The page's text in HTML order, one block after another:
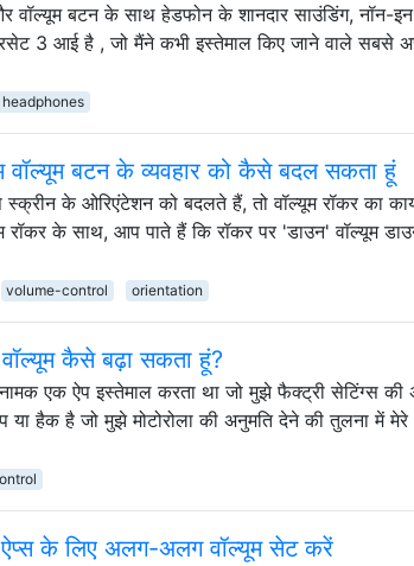
वॉल्यूम बटन के साथ हेडफोन के शानदार साउंडिंग, नॉन-
3 आई है , जो मैंने कभी इस्तेमाल किए जाने वाले सबसे
headphones
वॉल्यूम बटन के व्यवहार को कैसे बदल सकता हूं
के ओरिएंटेशन को बदलते हैं, तो वॉल्यूम रॉकर का
के साथ, आप पाते हैं कि रॉकर पर 'डाउन' वॉल्यूम
volume-control orientation
कैसे बढ़ा सकता हूं?
एक ऐप इस्तेमाल करता था जो मुझे फैक्ट्री सेटिंग्स की
या हैक है जो मुझे मोटोरोला की अनुमति देने की तुलना में
के लिए अलग-अलग वॉल्यूम सेट करें